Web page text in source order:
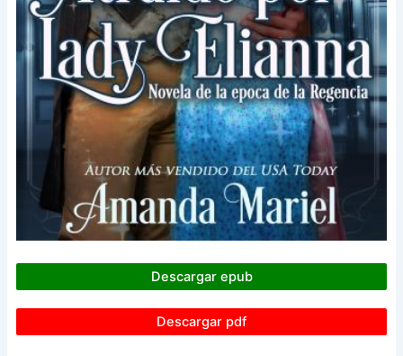
Descargar epub
Descargar pdf